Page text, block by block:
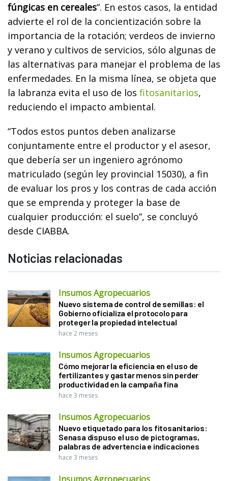
fúngicas en cereales”. En estos casos, la entidad
advierte el rol de la concientización sobre la
importancia de la rotación; verdeos de invierno
y verano y cultivos de servicios, sólo algunas de
las alternativas para manejar el problema de las
enfermedades. En la misma línea, se objeta que
la labranza evita el uso de los fitosanitarios,
reduciendo el impacto ambiental.
“Todos estos puntos deben analizarse
conjuntamente entre el productor y el asesor,
que debería ser un ingeniero agrónomo
matriculado (según ley provincial 15030), a fin
de evaluar los pros y los contras de cada acción
que se emprenda y proteger la base de
cualquier producción: el suelo”, se concluyó
desde CIABBA.
Noticias relacionadas
Insumos Agropecuarios
Nuevo sistema de control de semillas: el
Gobierno oficializa el protocolo para
proteger la propiedad intelectual
hace 2 meses
Insumos Agropecuarios
Cómo mejorar la eficiencia en el uso de
fertilizantes y gastar menos sin perder
productividad en la campaña fina
hace 3 meses
Insumos Agropecuarios
Nuevo etiquetado para los fitosanitarios:
Senasa dispuso el uso de pictogramas,
palabras de advertencia e indicaciones
hace 3 meses